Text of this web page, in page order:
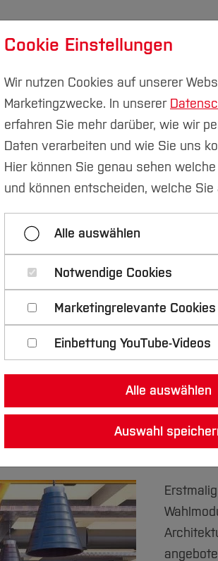
Forschung & Transfer
(FuT) BIM Institut
BIM Bier+Brezeln
Modul für
BIM Modul ergänzt
Cookie Einstellungen
Wir nutzen Cookies auf unserer
Marketingzwecke. In unserer
erfahren Sie mehr darüber, wie wir
Daten verarbeiten und wie Sie uns
Hier können Sie genau sehen
und können entscheiden, welche Sie
Alle auswählen
Notwendige Cookies
Marketingrelevante Cookies
Einbettung YouTube-Videos
Alle auswählen
Auswahl